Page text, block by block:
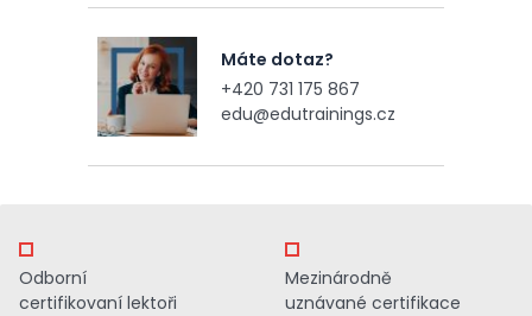
Máte dotaz?
+420 731 175 867
edu@edutrainings.cz
Odborní
certifikovaní lektoři
Mezinárodně
uznávané certifikace